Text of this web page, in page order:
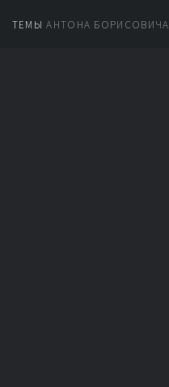
ТЕМЫ АНТОНА БОРИСОВИЧА